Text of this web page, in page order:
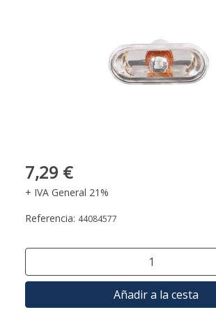
7,29 €
+ IVA General 21%
Referencia: 44084577
Añadir a la cesta